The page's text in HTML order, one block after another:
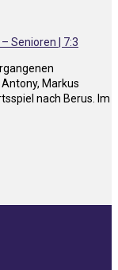
Markus
nach Berus. Im